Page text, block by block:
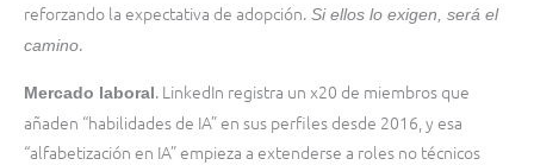
reforzando la expectativa de adopción. Si ellos lo exigen, será el
camino.
Mercado laboral . LinkedIn registra un x20 de miembros que
añaden “habilidades de IA” en sus perfiles desde 2016, y esa
“alfabetización en IA” empieza a extenderse a roles no técnicos